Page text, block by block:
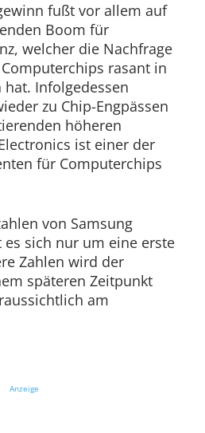
fußt vor allem auf
Boom für
welcher die Nachfrage
rasant in
Infolgedessen
zu Chip-Engpässen
höheren
ist einer der
für Computerchips
von Samsung
sich nur um eine erste
Zahlen wird der
späteren Zeitpunkt
am
Anzeige